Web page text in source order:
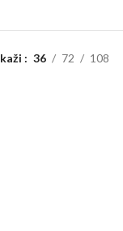
36 72 108